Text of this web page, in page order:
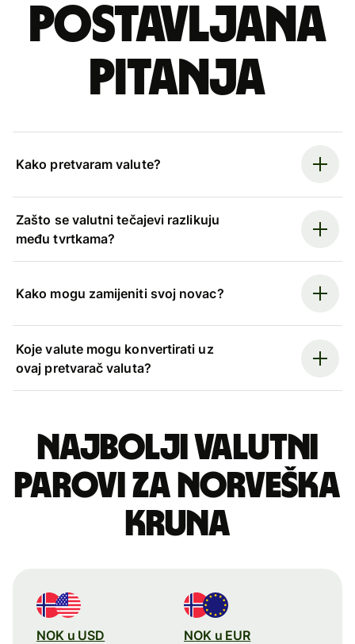
postavljana
pitanja
Kako pretvaram valute?
Zašto se valutni tečajevi razlikuju
među tvrtkama?
Kako mogu zamijeniti svoj novac?
Koje valute mogu konvertirati uz
ovaj pretvarač valuta?
Najbolji valutni
parovi za norveška
kruna
NOK u USD NOK u EUR